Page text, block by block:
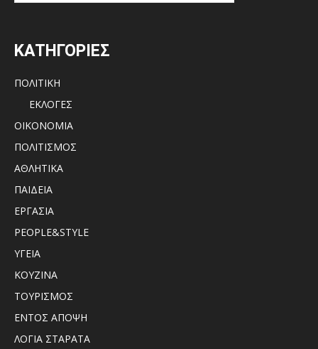
ΚΑΤΗΓΟΡΙΕΣ
ΠΟΛΙΤΙΚΗ
ΕΚΛΟΓΕΣ
ΟΙΚΟΝΟΜΙΑ
ΠΟΛΙΤΙΣΜΟΣ
ΑΘΛΗΤΙΚΑ
ΠΑΙΔΕΙΑ
ΕΡΓΑΣΙΑ
PEOPLE&STYLE
ΥΓΕΙΑ
ΚΟΥΖΙΝΑ
ΤΟΥΡΙΣΜΟΣ
ΕΝΤΟΣ ΑΠΟΨΗ
ΛΟΓΙΑ ΣΤΑΡΑΤΑ